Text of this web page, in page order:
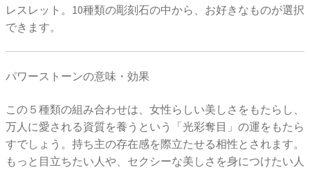
レスレット。10種類の彫刻石の中から、お好きなものが選択
できます。
パワーストーンの意味・効果
この５種類の組み合わせは、女性らしい美しさをもたらし、
万人に愛される資質を養うという「光彩奪目」の運をもたら
すでしょう。持ち主の存在感を際立たせる相性とされます。
もっと目立ちたい人や、セクシーな美しさを身につけたい人